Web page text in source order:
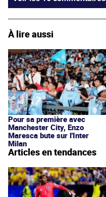
À lire aussi
Pour sa première avec
Manchester City, Enzo
Maresca bute sur l'Inter
Milan
Articles en tendances